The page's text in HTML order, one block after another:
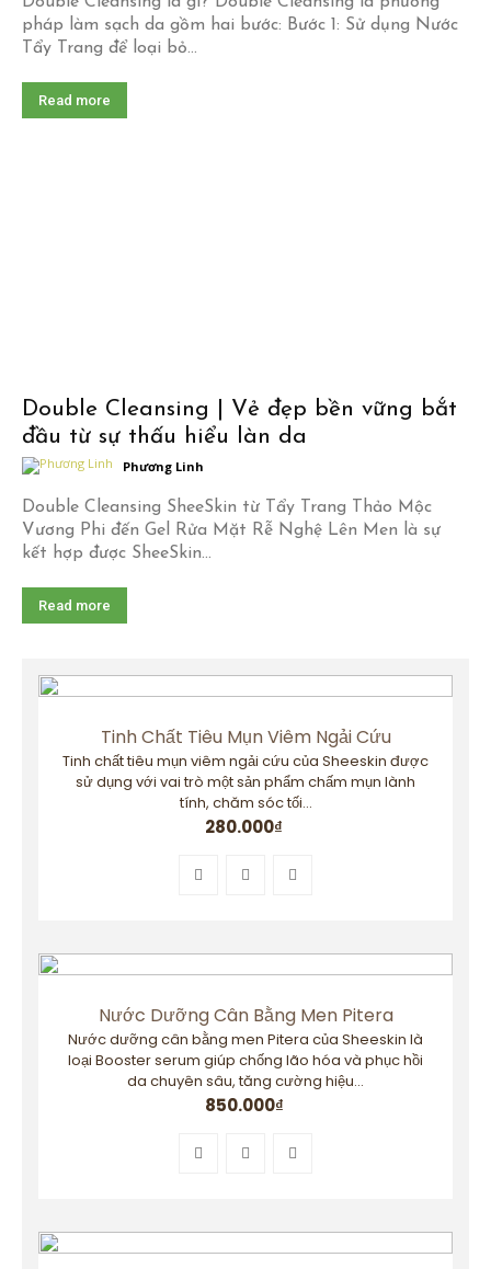
pháp làm sạch da gồm hai bước: Bước 1: Sử dụng Nước
Tẩy Trang để loại bỏ...
Read more
Double Cleansing | Vẻ đẹp bền vững bắt
đầu từ sự thấu hiểu làn da
Phương Linh
Double Cleansing SheeSkin từ Tẩy Trang Thảo Mộc
Vương Phi đến Gel Rửa Mặt Rễ Nghệ Lên Men là sự
kết hợp được SheeSkin...
Read more
Tinh Chất Tiêu Mụn Viêm Ngải Cứu
Tinh chất tiêu mụn viêm ngải cứu của Sheeskin được
sử dụng với vai trò một sản phẩm chấm mụn lành
tính, chăm sóc tối...
280.000₫
Nước Dưỡng Cân Bằng Men Pitera
Nước dưỡng cân bằng men Pitera của Sheeskin là
loại Booster serum giúp chống lão hóa và phục hồi
da chuyên sâu, tăng cường hiệu...
850.000₫